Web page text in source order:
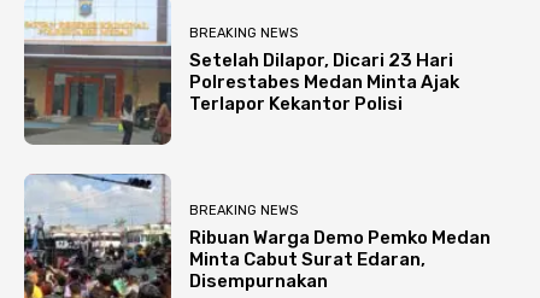
BREAKING NEWS
Setelah Dilapor, Dicari 23 Hari
Polrestabes Medan Minta Ajak
Terlapor Kekantor Polisi
BREAKING NEWS
Ribuan Warga Demo Pemko Medan
Minta Cabut Surat Edaran,
Disempurnakan